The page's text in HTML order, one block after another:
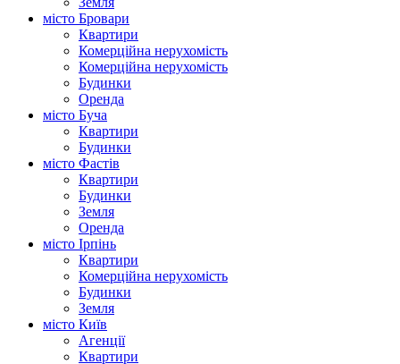
місто Бровари
Квартири
Комерційна нерухомість
Комерційна нерухомість
Будинки
Оренда
місто Буча
Квартири
Будинки
місто Фастів
Квартири
Будинки
Земля
Оренда
місто Ірпінь
Квартири
Комерційна нерухомість
Будинки
Земля
місто Київ
Агенції
Квартири